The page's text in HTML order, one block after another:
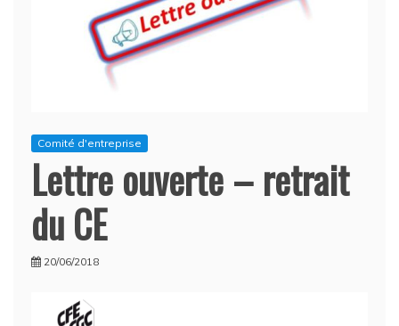
Comité d'entreprise
Lettre ouverte – retrait
du CE
20/06/2018